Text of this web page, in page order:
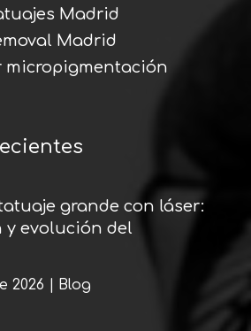
Madrid
Madrid
micropigmentación
grande con láser:
y evolución del
2026 Blog